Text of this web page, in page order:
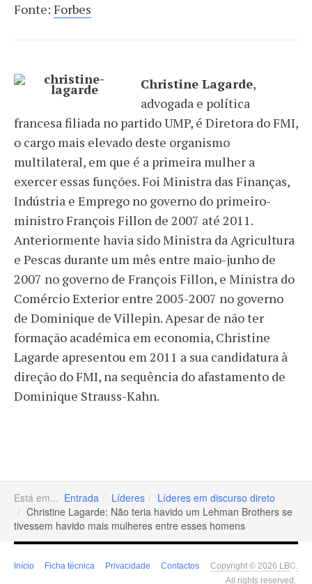
Fonte: Forbes
Christine Lagarde,
advogada e política
francesa filiada no partido UMP, é Diretora do FMI,
o cargo mais elevado deste organismo
multilateral, em que é a primeira mulher a
exercer essas funções. Foi Ministra das Finanças,
Indústria e Emprego no governo do primeiro-
ministro François Fillon de 2007 até 2011.
Anteriormente havia sido Ministra da Agricultura
e Pescas durante um mês entre maio-junho de
2007 no governo de François Fillon, e Ministra do
Comércio Exterior entre 2005-2007 no governo
de Dominique de Villepin. Apesar de não ter
formação académica em economia, Christine
Lagarde apresentou em 2011 a sua candidatura à
direção do FMI, na sequência do afastamento de
Dominique Strauss-Kahn.
Está em... Entrada Líderes
Líderes em discurso direto
Christine Lagarde: Não teria havido um Lehman Brothers se
tivessem havido mais mulheres entre esses homens
Início Ficha técnica Privacidade Contactos Copyright © 2026 LBC.
All rights reserved.